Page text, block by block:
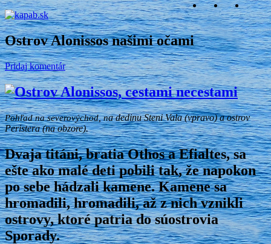
Ostrov Alonissos našimi očami
Pridaj komentár
Pohľad na severovýchod, na dedinu Steni Vala (vpravo) aostrov
Peristera (na obzore).
Dvaja titáni, bratia Othos a Efialtes, sa
ešte ako malé deti pobili tak, že napokon
po sebe hádzali kamene. Kamene sa
hromadili, hromadili, až z nich vznikli
ostrovy, ktoré patria do súostrovia
Sporady.